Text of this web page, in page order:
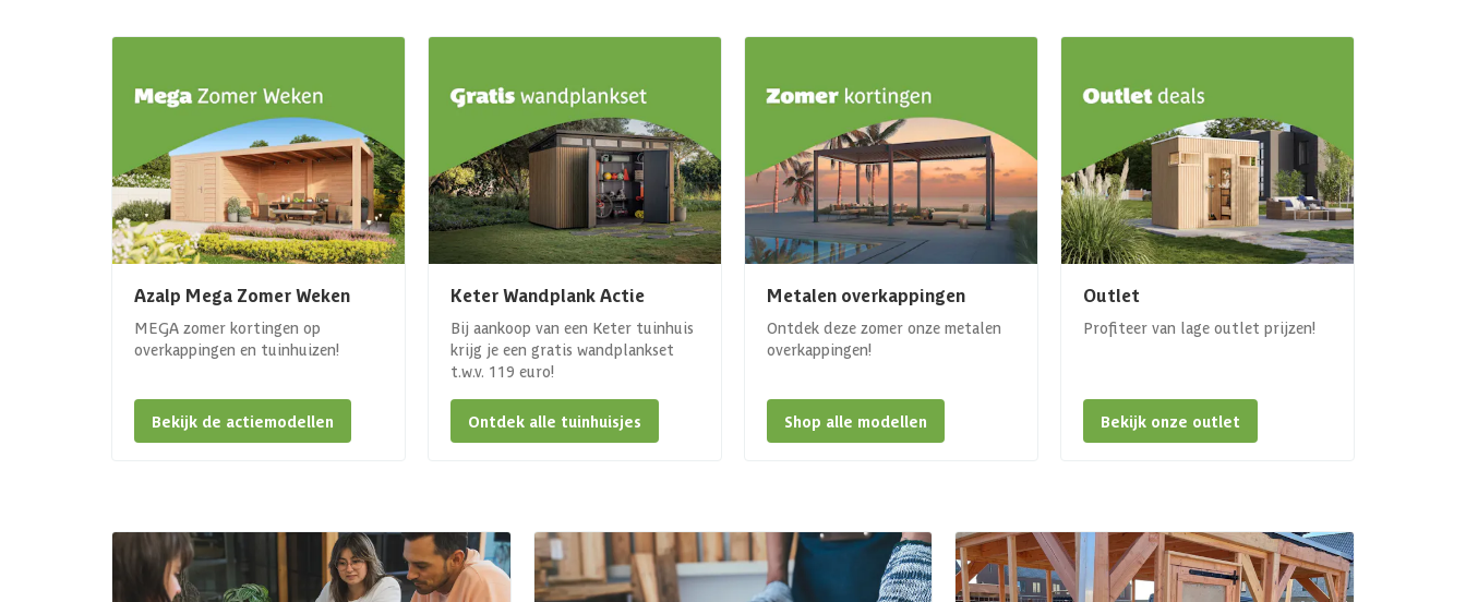
Azalp Mega Zomer Weken
MEGA zomer kortingen op
overkappingen en tuinhuizen!
Bekijk de actiemodellen
Keter Wandplank Actie
Bij aankoop van een Keter tuinhuis
krijg je een gratis wandplankset
t.w.v. 119 euro!
Ontdek alle tuinhuisjes
Metalen overkappingen
Ontdek deze zomer onze metalen
overkappingen!
Shop alle modellen
Outlet
Profiteer van lage outlet prijzen!
Bekijk onze outlet